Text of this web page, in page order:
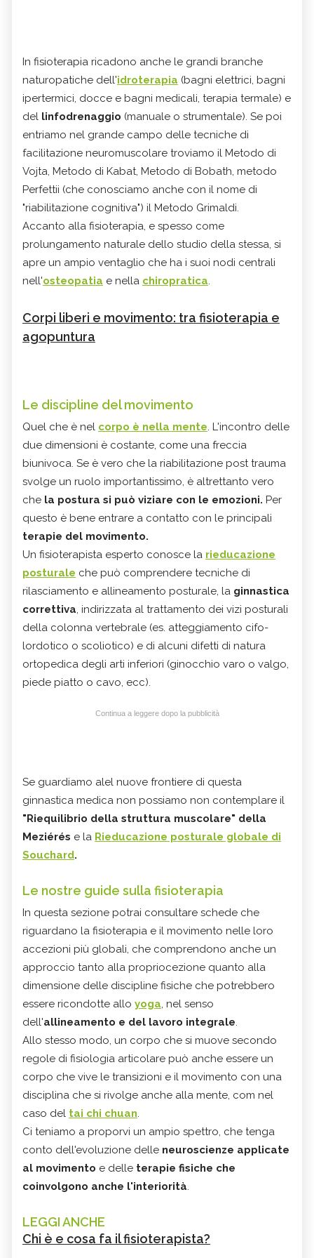
In fisioterapia ricadono anche le grandi branche
naturopatiche dell'idroterapia (bagni elettrici, bagni
ipertermici, docce e bagni medicali, terapia termale) e
del linfodrenaggio (manuale o strumentale). Se poi
entriamo nel grande campo delle tecniche di
facilitazione neuromuscolare troviamo il Metodo di
Vojta, Metodo di Kabat, Metodo di Bobath, metodo
Perfettii (che conosciamo anche con il nome di
"riabilitazione cognitiva") il Metodo Grimaldi.
Accanto alla fisioterapia, e spesso come
prolungamento naturale dello studio della stessa, si
apre un ampio ventaglio che ha i suoi nodi centrali
nell'osteopatia e nella chiropratica.
Corpi liberi e movimento: tra fisioterapia e
agopuntura
Le discipline del movimento
Quel che è nel corpo è nella mente. L'incontro delle
due dimensioni è costante, come una freccia
biunivoca. Se è vero che la riabilitazione post trauma
svolge un ruolo importantissimo, è altrettanto vero
che la postura si può viziare con le emozioni. Per
questo è bene entrare a contatto con le principali
terapie del movimento.
Un fisioterapista esperto conosce la rieducazione
posturale che può comprendere tecniche di
rilasciamento e allineamento posturale, la ginnastica
correttiva, indirizzata al trattamento dei vizi posturali
della colonna vertebrale (es. atteggiamento cifo-
lordotico o scoliotico) e di alcuni difetti di natura
ortopedica degli arti inferiori (ginocchio varo o valgo,
piede piatto o cavo, ecc).
Continua a leggere dopo la pubblicità
Se guardiamo alel nuove frontiere di questa
ginnastica medica non possiamo non contemplare il
"Riequilibrio della struttura muscolare" della
Meziérés e la Rieducazione posturale globale di
Souchard.
Le nostre guide sulla fisioterapia
In questa sezione potrai consultare schede che
riguardano la fisioterapia e il movimento nelle loro
accezioni più globali, che comprendono anche un
approccio tanto alla propriocezione quanto alla
dimensione delle discipline fisiche che potrebbero
essere ricondotte allo yoga, nel senso
dell'allineamento e del lavoro integrale.
Allo stesso modo, un corpo che si muove secondo
regole di fisiologia articolare può anche essere un
corpo che vive le transizioni e il movimento con una
disciplina che si rivolge anche alla mente, com nel
caso del tai chi chuan.
Ci teniamo a proporvi un ampio spettro, che tenga
conto dell'evoluzione delle neuroscienze applicate
al movimento e delle terapie fisiche che
coinvolgono anche l'interiorità.
LEGGI ANCHE
Chi è e cosa fa il fisioterapista?